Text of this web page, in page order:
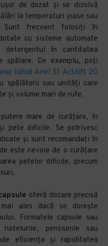
de dozat și se dizolvă
la temperaturi joase sau
Sunt frecvent folosiți în
cu sisteme automate
detergentul în cantitatea
spălare. De exemplu, poţi
lichid Ariel S1 Actilift 20
spălătorii sau unităţi care
și volume mari de rufe.
mare de curățare, în
pete dificile. Se potrivesc
și sunt recomandați în
este nevoie de o curățare
petelor dificile, precum
oferă dozare precisă
ales dacă se dorește
Formatele capsule sau
pensiunile sau
eficiența și rapiditatea